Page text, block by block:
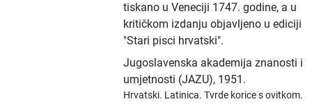
tiskano u Veneciji 1747. godine, a u
kritičkom izdanju objavljeno u ediciji
"Stari pisci hrvatski".
Jugoslavenska akademija znanosti i
umjetnosti (JAZU), 1951.
Hrvatski. Latinica.Tvrde korice s ovitkom.